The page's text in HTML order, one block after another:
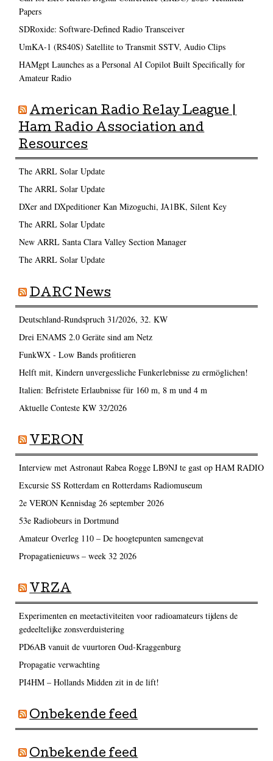
Papers
SDRoxide: Software-Defined Radio Transceiver
UmKA-1 (RS40S) Satellite to Transmit SSTV, Audio Clips
HAMgpt Launches as a Personal AI Copilot Built Specifically for
Amateur Radio
American Radio Relay League |
Ham Radio Association and
Resources
The ARRL Solar Update
The ARRL Solar Update
DXer and DXpeditioner Kan Mizoguchi, JA1BK, Silent Key
The ARRL Solar Update
New ARRL Santa Clara Valley Section Manager
The ARRL Solar Update
DARC News
Deutschland-Rundspruch 31/2026, 32. KW
Drei ENAMS 2.0 Geräte sind am Netz
FunkWX - Low Bands profitieren
Helft mit, Kindern unvergessliche Funkerlebnisse zu ermöglichen!
Italien: Befristete Erlaubnisse für 160 m, 8 m und 4 m
Aktuelle Conteste KW 32/2026
VERON
Interview met Astronaut Rabea Rogge LB9NJ te gast op HAM RADIO
Excursie SS Rotterdam en Rotterdams Radiomuseum
2e VERON Kennisdag 26 september 2026
53e Radiobeurs in Dortmund
Amateur Overleg 110 – De hoogtepunten samengevat
Propagatienieuws – week 32 2026
VRZA
Experimenten en meetactiviteiten voor radioamateurs tijdens de
gedeeltelijke zonsverduistering
PD6AB vanuit de vuurtoren Oud-Kraggenburg
Propagatie verwachting
PI4HM – Hollands Midden zit in de lift!
Onbekende feed
Onbekende feed